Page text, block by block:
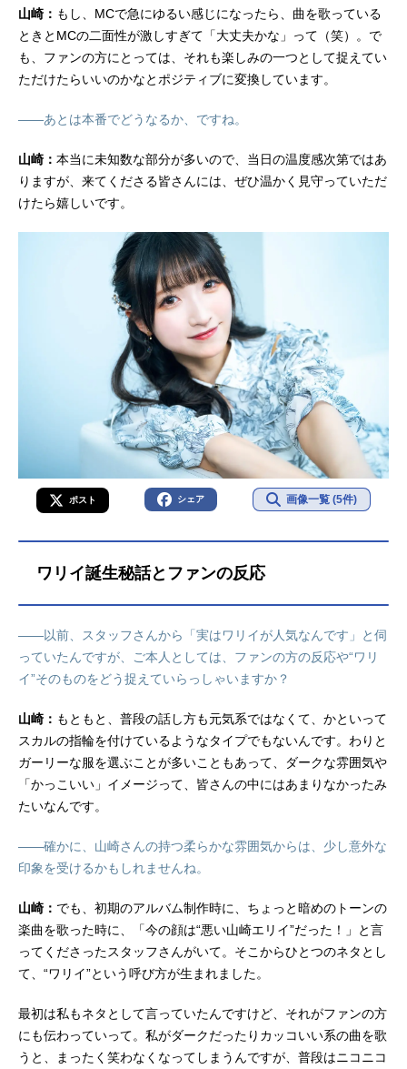
山崎： もし、MCで急にゆるい感じになったら、曲を歌っている
ときとMCの二面性が激しすぎて「大丈夫かな」って（笑）。で
も、ファンの方にとっては、それも楽しみの一つとして捉えてい
ただけたらいいのかなとポジティブに変換しています。
――あとは本番でどうなるか、ですね。
山崎： 本当に未知数な部分が多いので、当日の温度感次第ではあ
りますが、来てくださる皆さんには、ぜひ温かく見守っていただ
けたら嬉しいです。
ポスト シェア 画像一覧 (5件)
ワリイ誕生秘話とファンの反応
――以前、スタッフさんから「実はワリイが人気なんです」と伺
っていたんですが、ご本人としては、ファンの方の反応や“ワリ
イ”そのものをどう捉えていらっしゃいますか？
山崎： もともと、普段の話し方も元気系ではなくて、かといって
スカルの指輪を付けているようなタイプでもないんです。わりと
ガーリーな服を選ぶことが多いこともあって、ダークな雰囲気や
「かっこいい」イメージって、皆さんの中にはあまりなかったみ
たいなんです。
――確かに、山崎さんの持つ柔らかな雰囲気からは、少し意外な
印象を受けるかもしれませんね。
山崎： でも、初期のアルバム制作時に、ちょっと暗めのトーンの
楽曲を歌った時に、「今の顔は“悪い山崎エリイ”だった！」と言
ってくださったスタッフさんがいて。そこからひとつのネタとし
て、“ワリイ”という呼び方が生まれました。
最初は私もネタとして言っていたんですけど、それがファンの方
にも伝わっていって。私がダークだったりカッコいい系の曲を歌
うと、まったく笑わなくなってしまうんですが、普段はニコニコ